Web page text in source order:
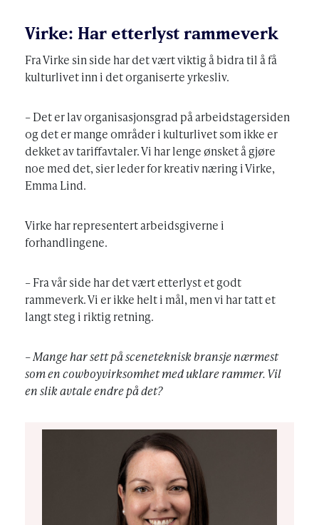
Virke: Har etterlyst rammeverk
Fra Virke sin side har det vært viktig å bidra til å få
kulturlivet inn i det organiserte yrkesliv.
– Det er lav organisasjonsgrad på arbeidstagersiden
og det er mange områder i kulturlivet som ikke er
dekket av tariffavtaler. Vi har lenge ønsket å gjøre
noe med det, sier leder for kreativ næring i Virke,
Emma Lind.
Virke har representert arbeidsgiverne i
forhandlingene.
– Fra vår side har det vært etterlyst et godt
rammeverk. Vi er ikke helt i mål, men vi har tatt et
langt steg i riktig retning.
– Mange har sett på sceneteknisk bransje nærmest
som en cowboyvirksomhet med uklare rammer. Vil
en slik avtale endre på det?